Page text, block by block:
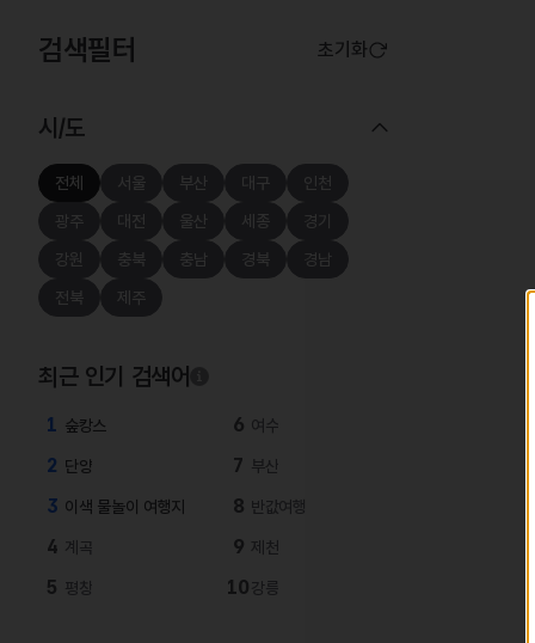
검색필터
시/도
전체 서울 부산 대구
인천
광주
대전 울산 세종
경기
강원
충북 충남 경북
경남
전북
제주
초기화
최근 인기 검색어
1 숲캉스
2 단양
3 이색 물놀이 여행지
4 계곡
5 평창
6 여수
7 부산
8 반값여행
9 제천
10 강릉